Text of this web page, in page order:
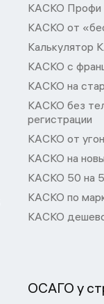
КАСКО Профи
КАСКО от
Калькулятор
КАСКО с
КАСКО на
КАСКО без
регистрации
КАСКО от
КАСКО на
КАСКО 50 на
КАСКО по
КАСКО
ОСАГО у